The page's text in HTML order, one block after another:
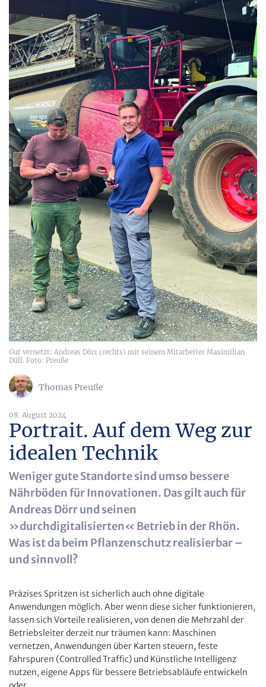
Gut vernetzt: Andreas Dörr (rechts) mit seinem Mitarbeiter Maximilian
Düll. Foto: Preuße
Thomas Preuße
08. August 2024
Portrait. Auf dem Weg zur
idealen Technik
Weniger gute Standorte sind umso bessere
Nährböden für Innovationen. Das gilt auch für
Andreas Dörr und seinen
»durchdigitalisierten« Betrieb in der Rhön.
Was ist da beim Pflanzenschutz realisierbar –
und sinnvoll?
Präzises Spritzen ist sicherlich auch ohne digitale
Anwendungen möglich. Aber wenn diese sicher funktionieren,
lassen sich Vorteile realisieren, von denen die Mehrzahl der
Betriebsleiter derzeit nur träumen kann: Maschinen
vernetzen, Anwendungen über Karten steuern, feste
Fahrspuren (Controlled Traffic) und Künstliche Intelligenz
nutzen, eigene Apps für bessere Betriebsabläufe entwickeln